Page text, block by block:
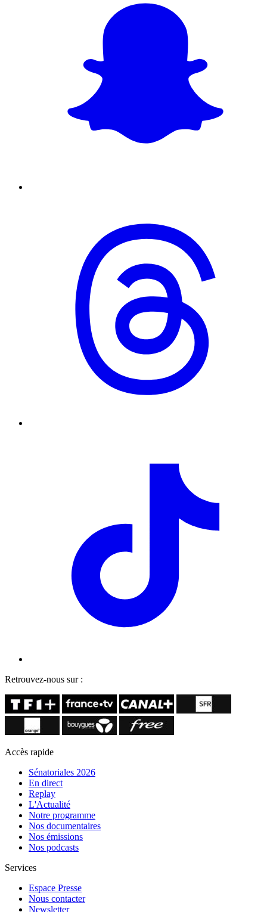
Retrouvez-nous sur :
Accès rapide
Sénatoriales 2026
En direct
Replay
L'Actualité
Notre programme
Nos documentaires
Nos émissions
Nos podcasts
Services
Espace Presse
Nous contacter
Newsletter